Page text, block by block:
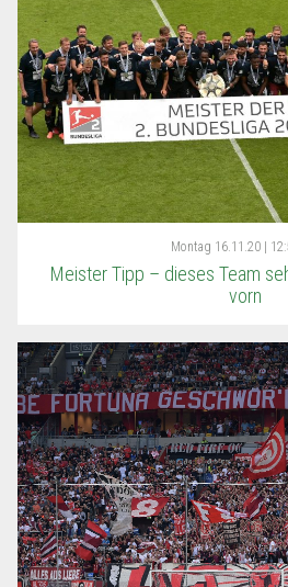
Montag 16.11.20 |
Meister Tipp – dieses Team
vorn